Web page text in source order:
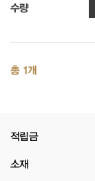
수량
총 1개
적립금
소재